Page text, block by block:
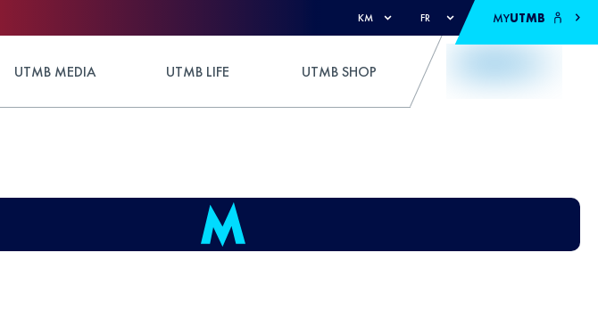
KM FR MYUTMB
UTMB MEDIA UTMB LIFE UTMB SHOP